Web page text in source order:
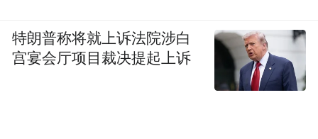
特朗普称将就上诉法院涉白
宫宴会厅项目裁决提起上诉